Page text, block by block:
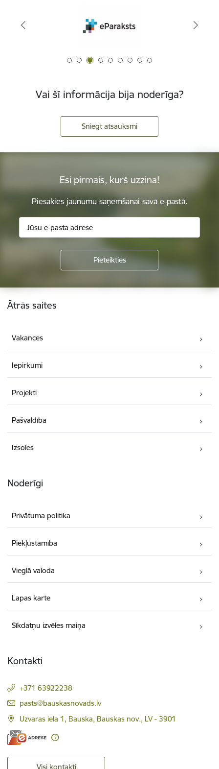
Vai šī informācija bija noderīga?
Sniegt atsauksmi
Esi pirmais, kurš uzzina!
Piesakies jaunumu saņemšanai savā e-pastā.
Kājene
Ātrās saites
Vakances
Iepirkumi
Projekti
Pašvaldība
Izsoles
Noderīgi
Privātuma politika
Piekļūstamība
Vieglā valoda
Lapas karte
Sīkdatņu izvēles maiņa
Kontakti
+371 63922238
E-pasts:
pasts@bauskasnovads.lv
Uzvaras iela 1, Bauska, Bauskas nov., LV - 3901
Visi kontakti